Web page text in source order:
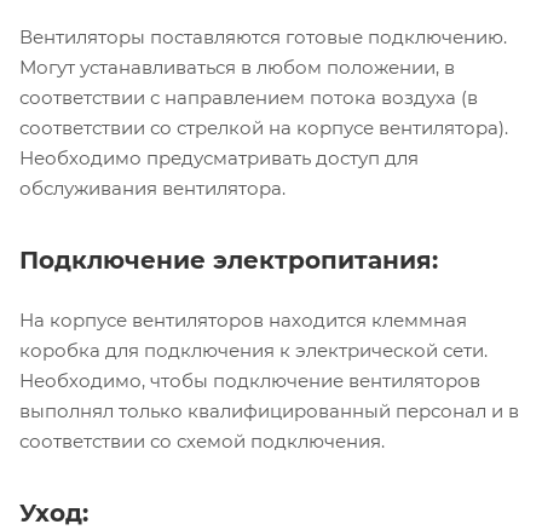
Вентиляторы поставляются готовые подключению.
Могут устанавливаться в любом положении, в
соответствии с направлением потока воздуха (в
соответствии со стрелкой на корпусе вентилятора).
Необходимо предусматривать доступ для
обслуживания вентилятора.
Подключение электропитания:
На корпусе вентиляторов находится клеммная
коробка для подключения к электрической сети.
Необходимо, чтобы подключение вентиляторов
выполнял только квалифицированный персонал и в
соответствии со схемой подключения.
Уход: